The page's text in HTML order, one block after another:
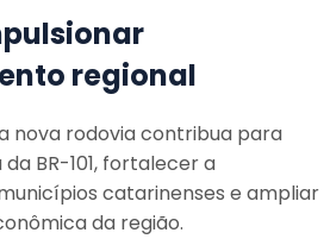
regional
nova rodovia contribua para
BR-101, fortalecer a
catarinenses e ampliar
da região.